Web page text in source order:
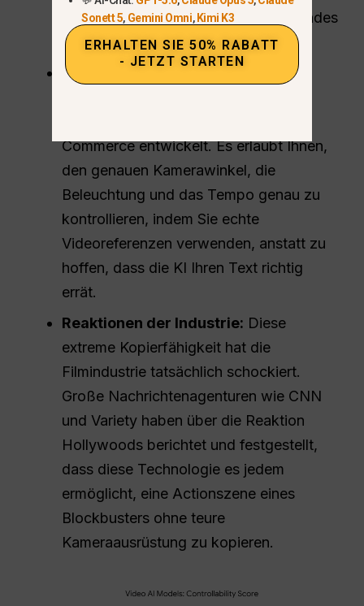
konzentriert sich darauf, ein bestehendes
Erfolgsformat zu kopieren.
Kontrollierbarkeit auf industrieller
Commerce entwickelt. Es erlaubt Ihnen,
den genauen Kamerawinkel, die
Beleuchtung und das Tempo genau zu
kontrollieren, indem Sie echte
Videoreferenzen verwenden, anstatt zu
hoffen, dass die KI Ihren Text richtig
errät.
Reaktionen der Industrie: Diese
extreme Kopierfähigkeit hat die
Filmindustrie tatsächlich schockiert.
Große Nachrichtenagenturen wie CNN
und Variety haben über die Reaktion
Hollywoods berichtet und festgestellt,
dass diese Technologie es jedem
ermöglicht, eine Actionszene eines
Blockbusters ohne teure
Kameraausrüstung zu kopieren.
Sonett 5, Gemini Omni,Kimi K3
ERHALTEN SIE 50% RABATT
- JETZT STARTEN